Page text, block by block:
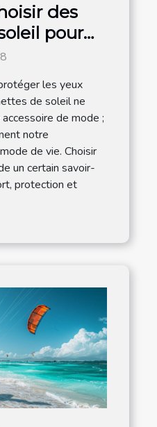
des
pour
à
de vieles yeux
de soleil ne
de mode ;
notre
de vie. Choisir
un certain savoir-
protection et